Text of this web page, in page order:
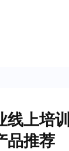
线上培
品推荐